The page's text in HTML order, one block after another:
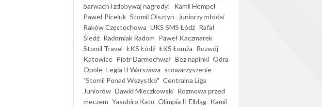
barwach i zdobywaj nagrody!
Kamil Hempel
Paweł Piceluk Stomil Olsztyn - juniorzy młodsi
Raków Częstochowa UKS SMS Łódź Rafał
Śledź Radomiak Radom Paweł Kaczmarek
Stomil Travel ŁKS Łódź ŁKS Łomża Rozwój
Katowice Piotr Darmochwał Bez napinki Odra
Opole Legia II Warszawa stowarzyszenie
"Stomil Ponad Wszystko" Centralna Liga
Juniorów Dawid Mieczkowski Rozmowa przed
meczem Yasuhiro Katō Olimpia II Elbląg Kamil